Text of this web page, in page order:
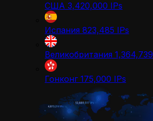
США 3,420,000 IPs
Испания 823,485 IPs
Великобритания 1,364,739
Гонконг 175,000 IPs